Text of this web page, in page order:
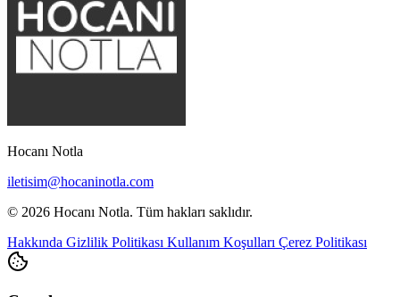
Hocanı Notla
iletisim@hocaninotla.com
© 2026 Hocanı Notla. Tüm hakları saklıdır.
Hakkında Gizlilik Politikası Kullanım Koşulları Çerez Politikası